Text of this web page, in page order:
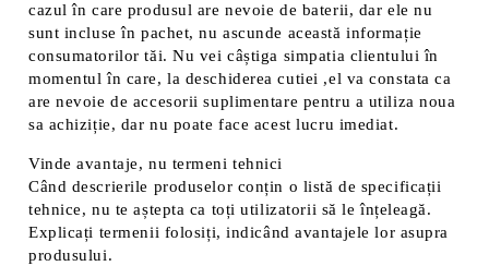
cazul în care produsul are nevoie de baterii, dar ele nu
sunt incluse în pachet, nu ascunde această informație
consumatorilor tăi. Nu vei câștiga simpatia clientului în
momentul în care, la deschiderea cutiei ,el va constata ca
are nevoie de accesorii suplimentare pentru a utiliza noua
sa achiziție, dar nu poate face acest lucru imediat.
Vinde avantaje, nu termeni tehnici
Când descrierile produselor conțin o listă de specificații
tehnice, nu te aștepta ca toți utilizatorii să le înțeleagă.
Explicați termenii folosiți, indicând avantajele lor asupra
produsului.